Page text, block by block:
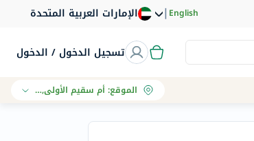
الإمارات العربية المتحدة |English
تسجيل الدخول / الدخول
الموقع:أم سقيم الأولى, دبي